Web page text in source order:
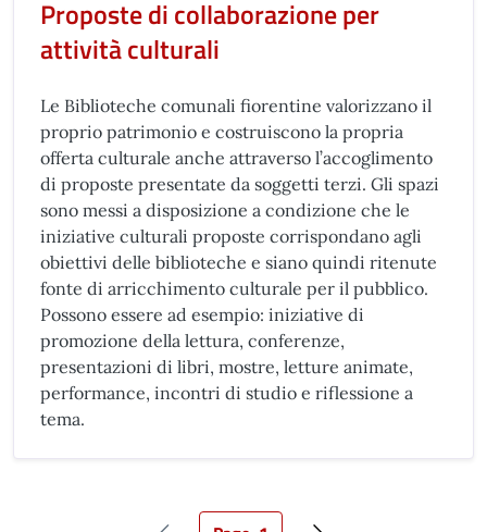
Proposte di collaborazione per
attività culturali
Le Biblioteche comunali fiorentine valorizzano il
proprio patrimonio e costruiscono la propria
offerta culturale anche attraverso l’accoglimento
di proposte presentate da soggetti terzi. Gli spazi
sono messi a disposizione a condizione che le
iniziative culturali proposte corrispondano agli
obiettivi delle biblioteche e siano quindi ritenute
fonte di arricchimento culturale per il pubblico.
Possono essere ad esempio: iniziative di
promozione della lettura, conferenze,
presentazioni di libri, mostre, letture animate,
performance, incontri di studio e riflessione a
tema.